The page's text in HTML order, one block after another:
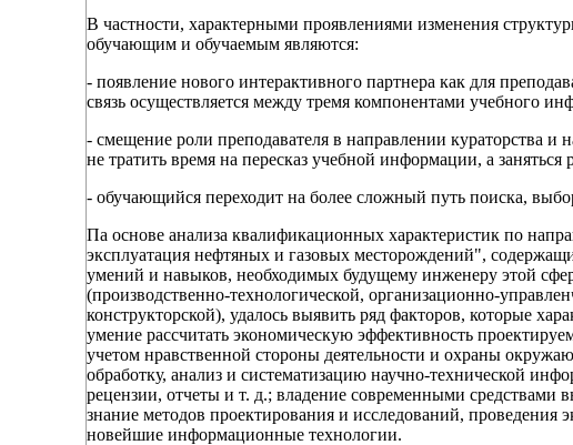
В частности, характерными проявлениями изменения
обучающим и обучаемым являются:
- появление нового интерактивного партнера как для
связь осуществляется между тремя компонентами учебного
- смещение роли преподавателя в направлении кураторства и
не тратить время на пересказ учебной информации, а
- обучающийся переходит на более сложный путь поиска,
Па основе анализа квалификационных характеристик по
эксплуатация нефтяных и газовых месторождений",
умений и навыков, необходимых будущему инженеру этой
(производственно-технологической, организационно-
конструкторской), удалось выявить ряд факторов, которые
умение рассчитать экономическую эффективность
учетом нравственной стороны деятельности и охраны
обработку, анализ и систематизацию научно-технической
рецензии, отчеты и т. д.; владение современными средствами
знание методов проектирования и исследований, проведения
новейшие информационные технологии.